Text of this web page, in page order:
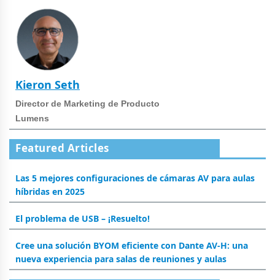
Kieron Seth
Director de Marketing de Producto
Lumens
Featured Articles
Las 5 mejores configuraciones de cámaras AV para aulas
híbridas en 2025
El problema de USB – ¡Resuelto!
Cree una solución BYOM eficiente con Dante AV-H: una
nueva experiencia para salas de reuniones y aulas